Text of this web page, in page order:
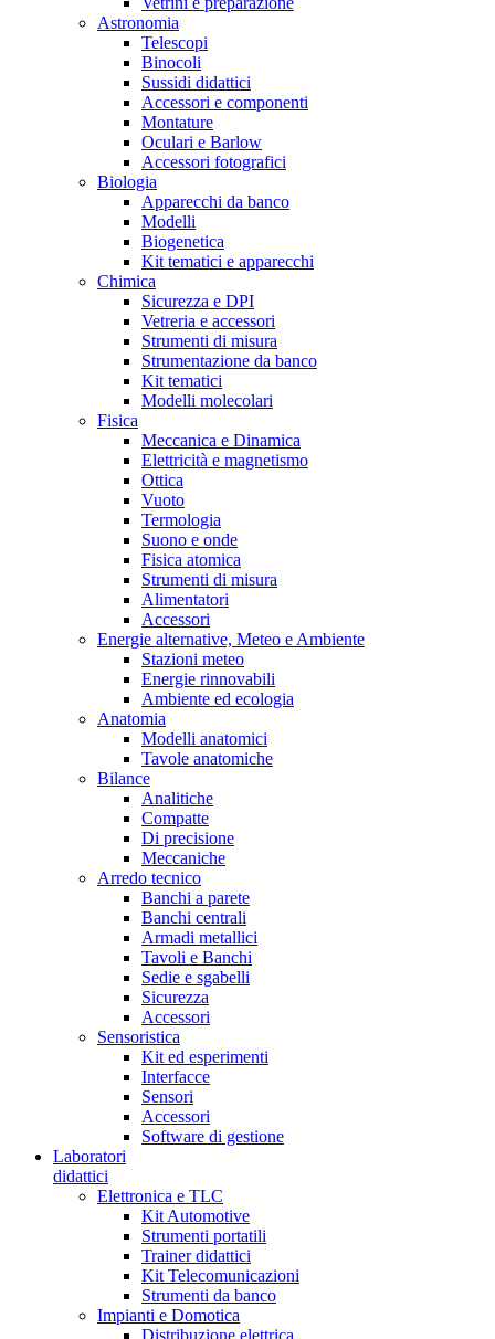
Astronomia
Telescopi
Binocoli
Sussidi didattici
Accessori e componenti
Montature
Oculari e Barlow
Accessori fotografici
Biologia
Apparecchi da banco
Modelli
Biogenetica
Kit tematici e apparecchi
Chimica
Sicurezza e DPI
Vetreria e accessori
Strumenti di misura
Strumentazione da banco
Kit tematici
Modelli molecolari
Fisica
Meccanica e Dinamica
Elettricità e magnetismo
Ottica
Vuoto
Termologia
Suono e onde
Fisica atomica
Strumenti di misura
Alimentatori
Accessori
Energie alternative, Meteo e Ambiente
Stazioni meteo
Energie rinnovabili
Ambiente ed ecologia
Anatomia
Modelli anatomici
Tavole anatomiche
Bilance
Analitiche
Compatte
Di precisione
Meccaniche
Arredo tecnico
Banchi a parete
Banchi centrali
Armadi metallici
Tavoli e Banchi
Sedie e sgabelli
Sicurezza
Accessori
Sensoristica
Kit ed esperimenti
Interfacce
Sensori
Accessori
Software di gestione
Laboratori
didattici
Elettronica e TLC
Kit Automotive
Strumenti portatili
Trainer didattici
Kit Telecomunicazioni
Strumenti da banco
Impianti e Domotica
Distribuzione elettrica